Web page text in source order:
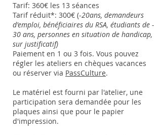
Tarif: 360€ les 13 séances
Tarif réduit*: 300€ (-20ans, demandeurs
d'emploi, bénéficiaires du RSA, étudiants de -
30 ans, personnes en situation de handicap,
sur justificatif)
Paiement en 1 ou 3 fois. Vous pouvez
régler les ateliers en chèques vacances
ou réserver via PassCulture.
Le matériel est fourni par l'atelier, une
participation sera demandée pour les
plaques ainsi que pour le papier
d'impression.